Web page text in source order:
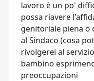
lavoro è un po'
possa riavere
genitoriale piena o
al Sindaco (cosa
rivolgerei al
bambino
preoccupazioni